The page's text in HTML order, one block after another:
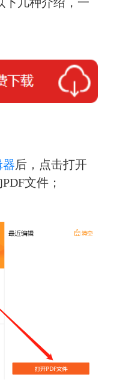
下几种介绍，一
器后，点击打开
文件；